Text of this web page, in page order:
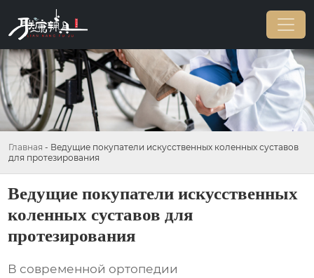
Главная - Ведущие покупатели искусственных коленных суставов
для протезирования
Ведущие покупатели искусственных
коленных суставов для
протезирования
В современной ортопедии